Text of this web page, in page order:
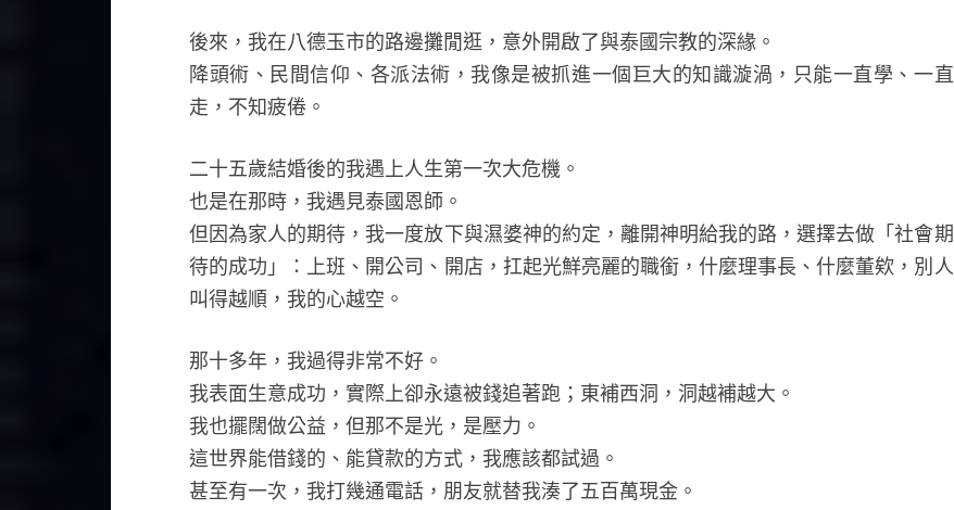
後來，我在八德玉市的路邊攤閒逛，意外開啟了與泰國宗教的深緣。
降頭術、民間信仰、各派法術，我像是被抓進一個巨大的知識漩渦，只能一直學、一直
走，不知疲倦。
二十五歲結婚後的我遇上人生第一次大危機。
也是在那時，我遇見泰國恩師。
但因為家人的期待，我一度放下與濕婆神的約定，離開神明給我的路，選擇去做「社會期
待的成功」：上班、開公司、開店，扛起光鮮亮麗的職銜，什麼理事長、什麼董欸，別人
叫得越順，我的心越空。
那十多年，我過得非常不好。
我表面生意成功，實際上卻永遠被錢追著跑；東補西洞，洞越補越大。
我也擺闊做公益，但那不是光，是壓力。
這世界能借錢的、能貸款的方式，我應該都試過。
甚至有一次，我打幾通電話，朋友就替我湊了五百萬現金。